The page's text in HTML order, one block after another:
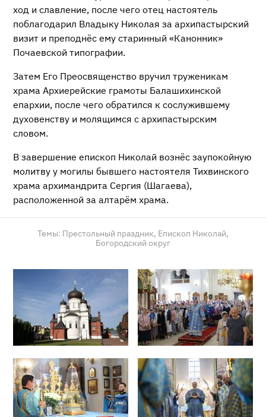
ход и славление, после чего отец настоятель
поблагодарил Владыку Николая за архипастырский
визит и преподнёс ему старинный «Канонник»
Почаевской типографии.
Затем Его Преосвященство вручил труженикам
храма Архиерейские грамоты Балашихинской
епархии, после чего обратился к сослужившему
духовенству и молящимся с архипастырским
словом.
В завершение епископ Николай вознёс заупокойную
молитву у могилы бывшего настоятеля Тихвинского
храма архимандрита Сергия (Шагаева),
расположенной за алтарём храма.
Темы: Престольный праздник, Епископ Николай,
Богородский округ